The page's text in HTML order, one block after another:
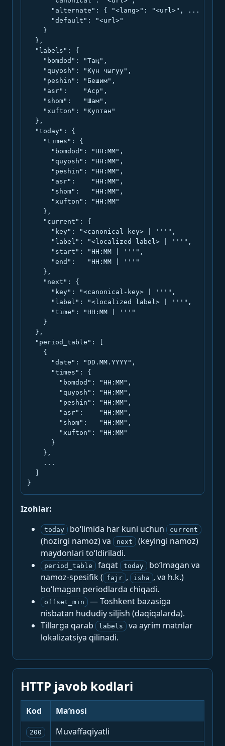
      "alternate": { "<lang>": "<url>", ... },
      "default": "<url>"
    }
  },
  "labels": {
    "bomdod": "Таң",
    "quyosh": "Күн чыгуу",
    "peshin": "Бешим",
    "asr":    "Аср",
    "shom":   "Шам",
    "xufton": "Куптан"
  },
  "today": {
    "times": {
      "bomdod": "HH:MM",
      "quyosh": "HH:MM",
      "peshin": "HH:MM",
      "asr":    "HH:MM",
      "shom":   "HH:MM",
      "xufton": "HH:MM"
    },
    "current": {
      "key": "<canonical-key> | '''",
      "label": "<localized label> | '''",
      "start": "HH:MM | '''",
      "end":   "HH:MM | '''"
    },
    "next": {
      "key": "<canonical-key> | '''",
      "label": "<localized label> | '''",
      "time": "HH:MM | '''"
    }
  },
  "period_table": [
    {
      "date": "DD.MM.YYYY",
      "times": {
        "bomdod": "HH:MM",
        "quyosh": "HH:MM",
        "peshin": "HH:MM",
        "asr":    "HH:MM",
        "shom":   "HH:MM",
        "xufton": "HH:MM"
      }
    },
    ...
}
Izohlar:
today bo‘limida har kuni uchun current
(hozirgi namoz) va next
(keyingi namoz)
maydonlari to‘ldiriladi.
period_table faqat today
bo‘lmagan va
namoz-spesifik ( fajr , isha , va h.k.)
bo‘lmagan periodlarda chiqadi.
offset_min
— Toshkent bazasiga
nisbatan hududiy siljish (daqiqalarda).
Tillarga qarab
labels
va ayrim matnlar
lokalizatsiya qilinadi.
HTTP javob kodlari
Kod Ma’nosi
200 Muvaffaqiyatli